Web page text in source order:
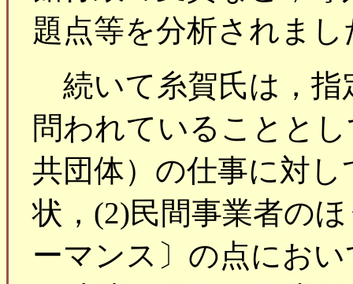
題点等を分析されまし
続いて糸賀氏は，指
問われていることと
共団体）の仕事に対
状，(2)民間事業者の
ーマンス〕の点にお